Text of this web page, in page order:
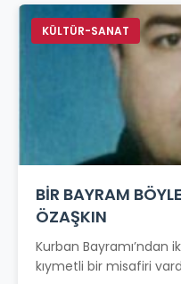
KÜLTÜR-SANAT
BİR BAYRAM
ÖZAŞKIN
Kurban Bayramı’ndan
kıymetli bir misafiri